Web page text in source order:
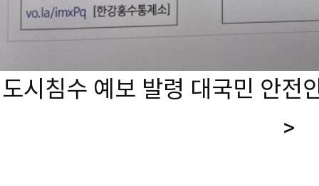
도시침수 예보 발령 대국민 안전
>